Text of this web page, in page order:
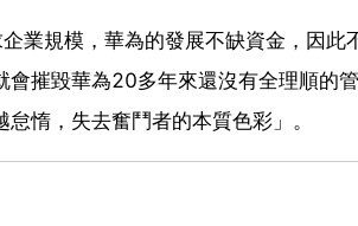
業規模，華為的發展不缺資金，因
會摧毀華為20多年來還沒有全理順的
惰，失去奮鬥者的本質色彩」。